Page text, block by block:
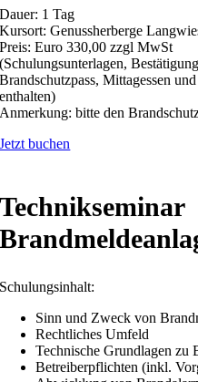
Dauer: 1 Tag
Kursort: Genussherberge
Preis: Euro 330,00 zzgl MwSt
(Schulungsunterlagen,
Brandschutzpass, Mittagessen
enthalten)
Anmerkung: bitte den
Jetzt buchen
Technikseminar
Schulungsinhalt:
Sinn und Zweck von
Rechtliches Umfeld
Technische Grundlagen zu
Betreiberpflichten (inkl.